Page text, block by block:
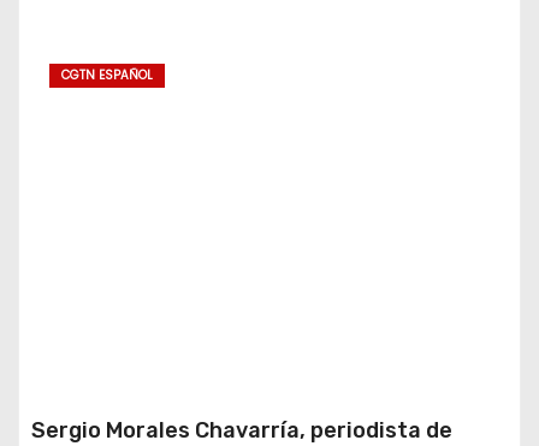
CGTN ESPAÑOL
Sergio Morales Chavarría, periodista de